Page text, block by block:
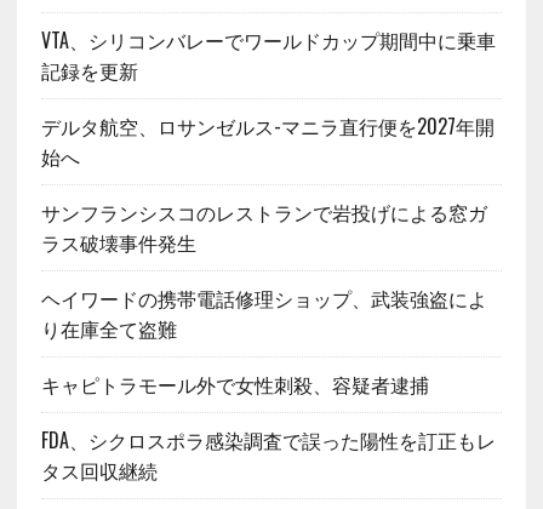
VTA、シリコンバレーでワールドカップ期間中に乗車
記録を更新
デルタ航空、ロサンゼルス-マニラ直行便を2027年開
始へ
サンフランシスコのレストランで岩投げによる窓ガ
ラス破壊事件発生
ヘイワードの携帯電話修理ショップ、武装強盗によ
り在庫全て盗難
キャピトラモール外で女性刺殺、容疑者逮捕
FDA、シクロスポラ感染調査で誤った陽性を訂正もレ
タス回収継続